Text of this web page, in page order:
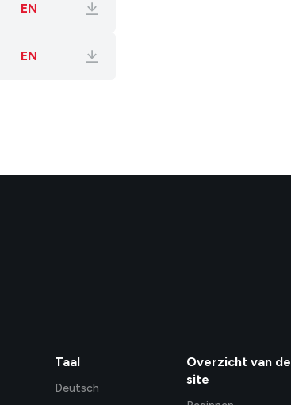
EN
EN
Taal
Deutsch
Overzicht van de
site